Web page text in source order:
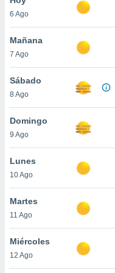
en
más
nuestra
de
cookies
aceptar
6 Ago
Mañana
7 Ago
Sábado
8 Ago
Domingo
9 Ago
Lunes
10 Ago
Martes
11 Ago
Miércoles
12 Ago